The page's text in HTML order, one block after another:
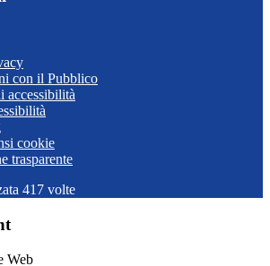
con il Pubblico
accessibilità
cookie
trasparente
417 volte